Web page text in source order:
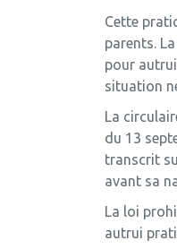
Cette
parents.
pour
situation
La
du 13
transcrit
avant sa
La loi
autrui